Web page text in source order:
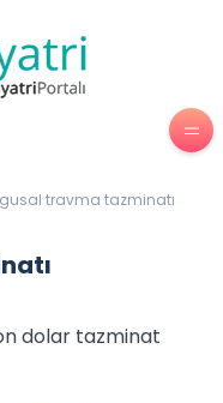
travma tazminatı
dolar tazminat